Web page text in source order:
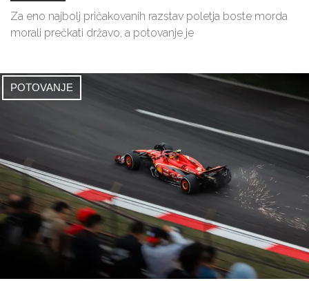
Za eno najbolj pričakovanih razstav poletja boste morda
morali prečkati državo, a potovanje je
POTOVANJE